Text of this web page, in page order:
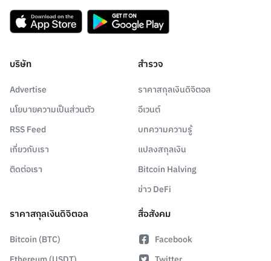
บริษัท
Advertise
นโยบายความเป็นส่วนตัว
RSS Feed
เกี่ยวกับเรา
ติดต่อเรา
สำรวจ
ราคาสกุลเงินดิจิตอล
อีเวนต์
บทความความรู้
แปลงสกุลเงิน
Bitcoin Halving
ข่าว DeFi
ราคาสกุลเงินดิจิตอล
Bitcoin (BTC)
สื่อสังคม
Facebook